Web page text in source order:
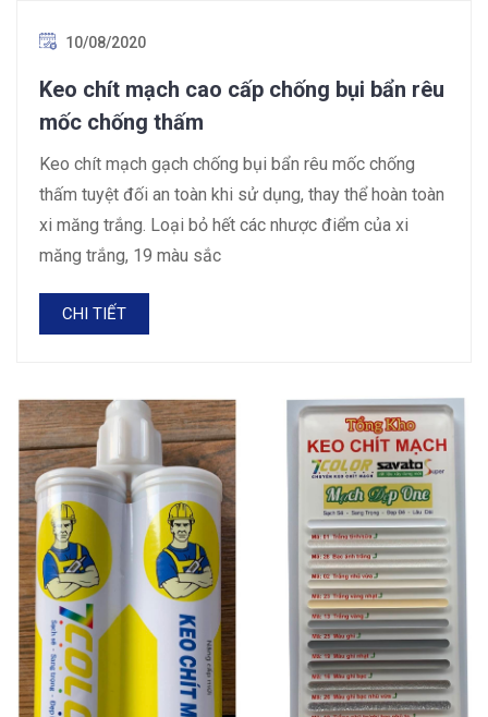
10/08/2020
Keo chít mạch cao cấp chống bụi bẩn rêu
mốc chống thấm
Keo chít mạch gạch chống bụi bẩn rêu mốc chống
thấm tuyệt đối an toàn khi sử dụng, thay thể hoàn toàn
xi măng trắng. Loại bỏ hết các nhược điểm của xi
măng trắng, 19 màu sắc
CHI TIẾT